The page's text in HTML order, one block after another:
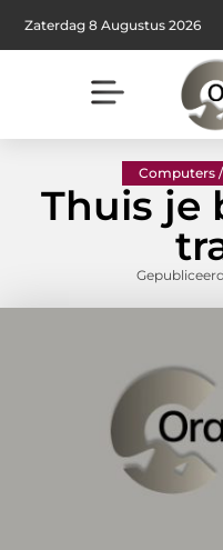
Zaterdag 8 Augustus 2026
Computers
Thuis je